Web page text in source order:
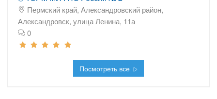
Пермский край, Александровский район,
Александровск, улица Ленина, 11а
0
Посмотреть все